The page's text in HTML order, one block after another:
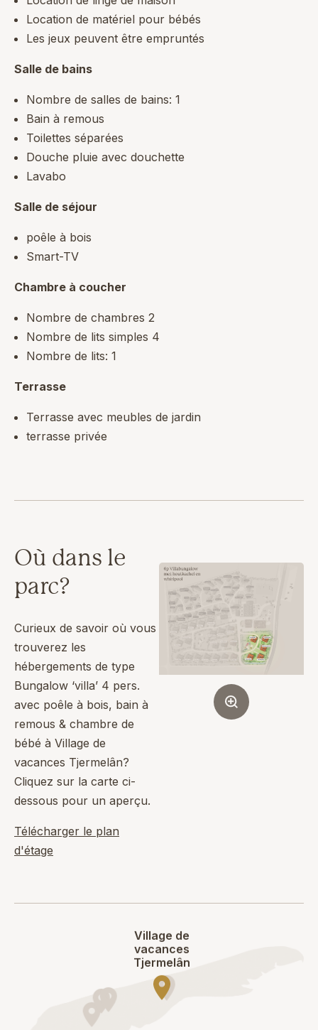
Location de matériel pour bébés
Les jeux peuvent être empruntés
Salle de bains
Nombre de salles de bains: 1
Bain à remous
Toilettes séparées
Douche pluie avec douchette
Lavabo
Salle de séjour
poêle à bois
Smart-TV
Chambre à coucher
Nombre de chambres 2
Nombre de lits simples 4
Nombre de lits: 1
Terrasse
Terrasse avec meubles de jardin
terrasse privée
Où dans le
parc?
Curieux de savoir où vous
trouverez les
hébergements de type
Bungalow ‘villa’ 4 pers.
avec poêle à bois, bain à
remous & chambre de
bébé à Village de
vacances Tjermelân?
Cliquez sur la carte ci-
dessous pour un aperçu.
Télécharger le plan
d'étage
Village de
vacances
Tjermelân